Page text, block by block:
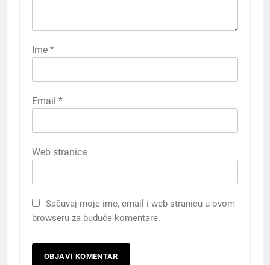
Ime *
Email *
Web stranica
Sačuvaj moje ime, email i web stranicu u ovom
browseru za buduće komentare.